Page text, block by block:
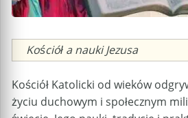
Caption
Kościół a nauki Jezusa
Kościół Katolicki od wieków
życiu duchowym i społecznym